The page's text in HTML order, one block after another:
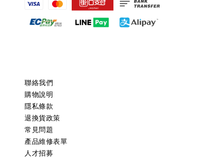
聯絡我們
購物說明
隱私條款
退換貨政策
常見問題
產品維修表單
人才招募